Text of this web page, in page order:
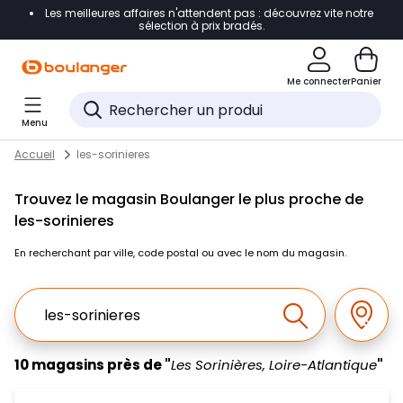
Accéder directement à la navigation
Accéder directement au pied de page
Accéder directement au chatbot
Les meilleures affaires n'attendent pas : découvrez vite notre
sélection à prix bradés.
Me connecterPanier
Menu
Skip to content
Return to Nav
Accueil les-sorinieres
Trouvez le magasin Boulanger le plus proche de
les-sorinieres
En recherchant par ville, code postal ou avec le nom du magasin.
Ville, Region, Code postal ou Ville & Pays
Effectuer la
10 magasins près de "Les Sorinières, Loire-Atlantique"